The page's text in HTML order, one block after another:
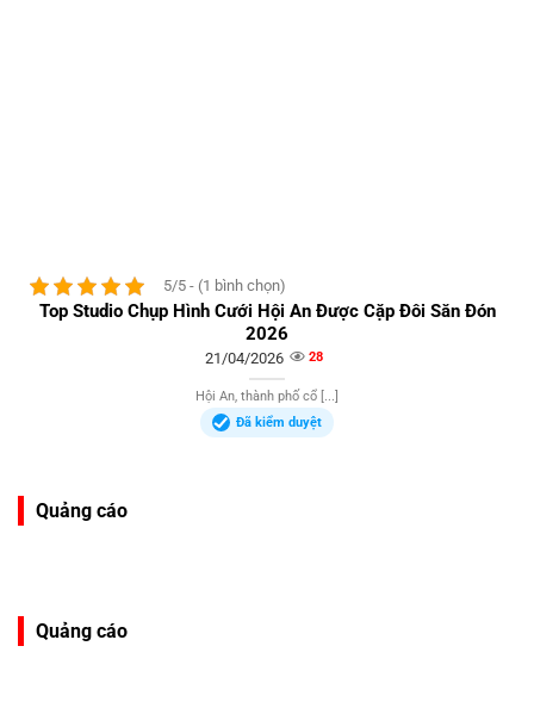
5/5 - (1 bình chọn)
Top Studio Chụp Hình Cưới Hội An Được Cặp Đôi Săn Đón
2026
21/04/2026 28
Hội An, thành phố cổ [...]
Đã kiểm duyệt
Quảng cáo
Quảng cáo